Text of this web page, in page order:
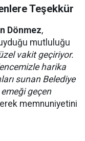
Teşekkür
Dönmez,
mutluluğu
vakit geçiriyor.
harika
sunan Belediye
geçen
memnuniyetini